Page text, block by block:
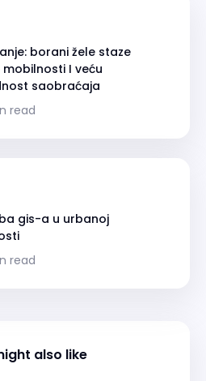
borani žele staze
I veću
saobraćaja
read
gis-a u urbanoj
read
also like